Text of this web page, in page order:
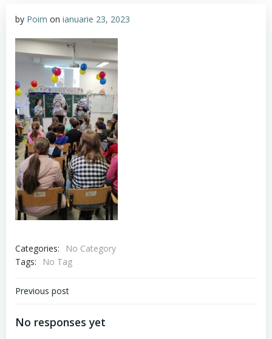
by Poim on ianuarie 23, 2023
Categories:
No Category
Tags:
No Tag
Navigare
articole
Previous post
No responses yet